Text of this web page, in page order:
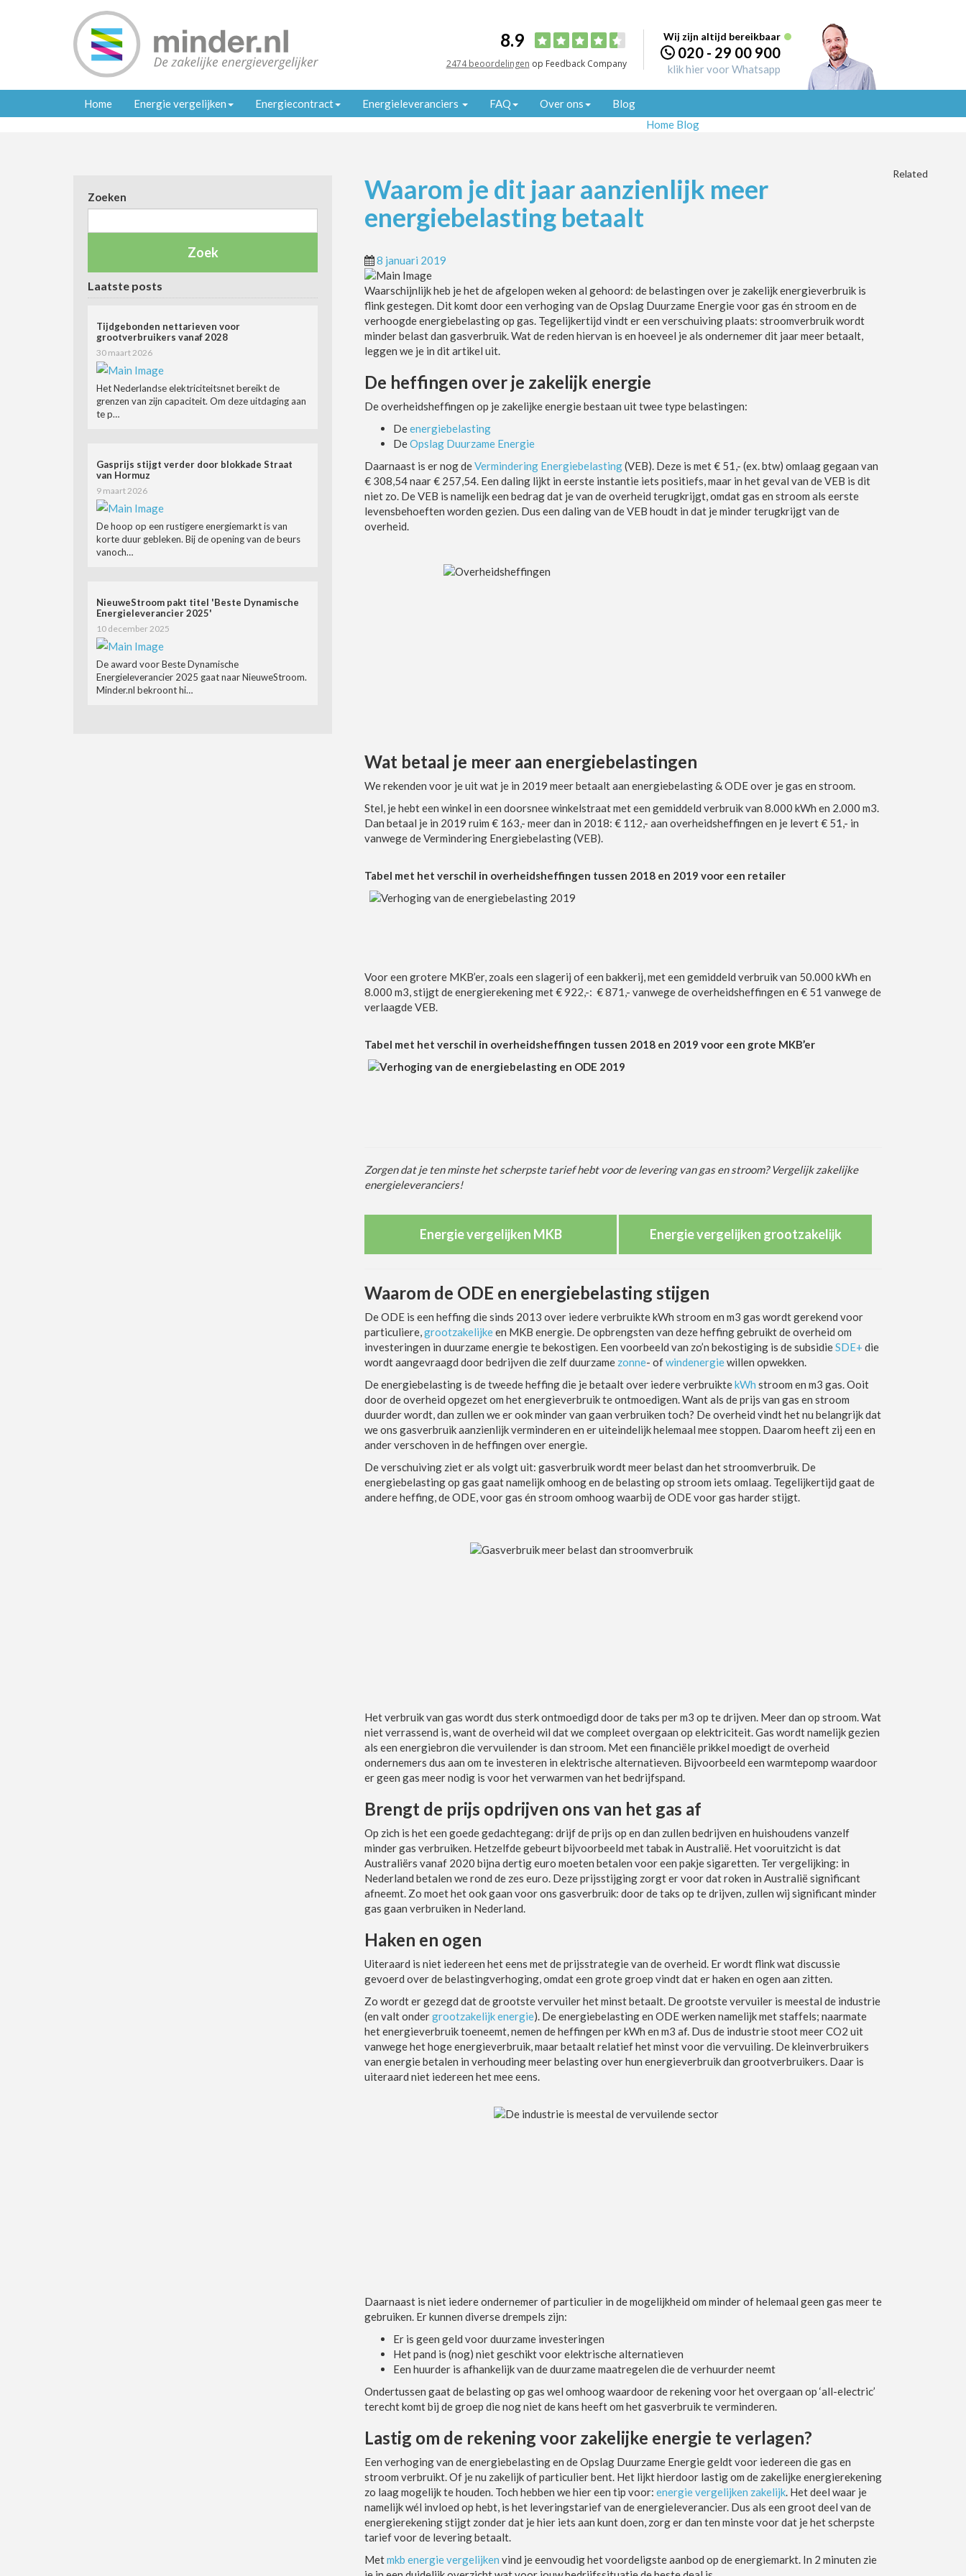
Wij zijn altijd bereikbaar
020 - 29 00 900
klik hier voor Whatsapp
8.9
2474 beoordelingen op Feedback Company
Home Energie vergelijken Energiecontract Energieleveranciers FAQ Over ons
Blog
Home Blog
Waarom je dit jaar aanzienlijk meer
energiebelasting betaalt
8 januari 2019
Waarschijnlijk heb je het de afgelopen weken al gehoord: de belastingen over je zakelijk energieverbruik is
flink gestegen. Dit komt door een verhoging van de Opslag Duurzame Energie voor gas én stroom en de
verhoogde energiebelasting op gas. Tegelijkertijd vindt er een verschuiving plaats: stroomverbruik wordt
minder belast dan gasverbruik. Wat de reden hiervan is en hoeveel je als ondernemer dit jaar meer betaalt,
leggen we je in dit artikel uit.
De heffingen over je zakelijk energie
De overheidsheffingen op je zakelijke energie bestaan uit twee type belastingen:
Deenergiebelasting
DeOpslag Duurzame Energie
Daarnaast is er nog deVermindering Energiebelasting(VEB). Deze is met € 51,- (ex. btw) omlaag gegaan van
€ 308,54 naar € 257,54. Een daling lijkt in eerste instantie iets positiefs, maar in het geval van de VEB is dit
niet zo. De VEB is namelijk een bedrag dat je van de overheid terugkrijgt, omdat gas en stroom als eerste
levensbehoeften worden gezien. Dus een daling van de VEB houdt in dat je minder terugkrijgt van de
overheid.
Wat betaal je meer aan energiebelastingen
We rekenden voor je uit wat je in 2019 meer betaalt aan energiebelasting & ODE over je gas en stroom.
Stel, je hebt een winkel in een doorsnee winkelstraat met een gemiddeld verbruik van 8.000 kWh en 2.000 m3.
Dan betaal je in 2019 ruim € 163,- meer dan in 2018: € 112,- aan overheidsheffingen en je levert € 51,- in
vanwege de Vermindering Energiebelasting (VEB).
Tabel met het verschil in overheidsheffingen tussen 2018 en 2019 voor een retailer
Voor een grotere MKB’er, zoals een slagerij of een bakkerij, met een gemiddeld verbruik van 50.000 kWh en
8.000 m3, stijgt de energierekening met € 922,-: € 871,- vanwege de overheidsheffingen en € 51 vanwege de
verlaagde VEB.
Tabel met het verschil in overheidsheffingen tussen 2018 en 2019 voor een grote MKB’er
Zorgen dat je ten minste het scherpste tarief hebt voor de levering van gas en stroom? Vergelijk zakelijke
energieleveranciers!
Energie vergelijken MKB Energie vergelijken grootzakelijk
Waarom de ODE en energiebelasting stijgen
De ODE is een heffing die sinds 2013 over iedere verbruikte kWh stroom en m3 gas wordt gerekend voor
particuliere,grootzakelijkeen MKB energie. De opbrengsten van deze heffing gebruikt de overheid om
investeringen in duurzame energie te bekostigen. Een voorbeeld van zo’n bekostiging is de subsidieSDE+ die
wordt aangevraagd door bedrijven die zelf duurzame zonne- ofwindenergiewillen opwekken.
De energiebelasting is de tweede heffing die je betaalt over iedere verbruiktekWh stroom en m3 gas. Ooit
door de overheid opgezet om het energieverbruik te ontmoedigen. Want als de prijs van gas en stroom
duurder wordt, dan zullen we er ook minder van gaan verbruiken toch? De overheid vindt het nu belangrijk dat
we ons gasverbruik aanzienlijk verminderen en er uiteindelijk helemaal mee stoppen. Daarom heeft zij een en
ander verschoven in de heffingen over energie.
De verschuiving ziet er als volgt uit: gasverbruik wordt meer belast dan het stroomverbruik. De
energiebelasting op gas gaat namelijk omhoog en de belasting op stroom iets omlaag. Tegelijkertijd gaat de
andere heffing, de ODE, voor gas én stroom omhoog waarbij de ODE voor gas harder stijgt.
Het verbruik van gas wordt dus sterk ontmoedigd door de taks per m3 op te drijven. Meer dan op stroom. Wat
niet verrassend is, want de overheid wil dat we compleet overgaan op elektriciteit. Gas wordt namelijk gezien
als een energiebron die vervuilender is dan stroom. Met een financiële prikkel moedigt de overheid
ondernemers dus aan om te investeren in elektrische alternatieven. Bijvoorbeeld een warmtepomp waardoor
er geen gas meer nodig is voor het verwarmen van het bedrijfspand.
Brengt de prijs opdrijven ons van het gas af
Op zich is het een goede gedachtegang: drijf de prijs op en dan zullen bedrijven en huishoudens vanzelf
minder gas verbruiken. Hetzelfde gebeurt bijvoorbeeld met tabak in Australië. Het vooruitzicht is dat
Australiërs vanaf 2020 bijna dertig euro moeten betalen voor een pakje sigaretten. Ter vergelijking: in
Nederland betalen we rond de zes euro. Deze prijsstijging zorgt er voor dat roken in Australië significant
afneemt. Zo moet het ook gaan voor ons gasverbruik: door de taks op te drijven, zullen wij significant minder
gas gaan verbruiken in Nederland.
Haken en ogen
Uiteraard is niet iedereen het eens met de prijsstrategie van de overheid. Er wordt flink wat discussie
gevoerd over de belastingverhoging, omdat een grote groep vindt dat er haken en ogen aan zitten.
Zo wordt er gezegd dat de grootste vervuiler het minst betaalt. De grootste vervuiler is meestal de industrie
(en valt ondergrootzakelijk energie). De energiebelasting en ODE werken namelijk met staffels; naarmate
het energieverbruik toeneemt, nemen de heffingen per kWh en m3 af. Dus de industrie stoot meer CO2 uit
vanwege het hoge energieverbruik, maar betaalt relatief het minst voor die vervuiling. De kleinverbruikers
van energie betalen in verhouding meer belasting over hun energieverbruik dan grootverbruikers. Daar is
uiteraard niet iedereen het mee eens.
Daarnaast is niet iedere ondernemer of particulier in de mogelijkheid om minder of helemaal geen gas meer te
gebruiken. Er kunnen diverse drempels zijn:
Er is geen geld voor duurzame investeringen
Het pand is (nog) niet geschikt voor elektrische alternatieven
Een huurder is afhankelijk van de duurzame maatregelen die de verhuurder neemt
Ondertussen gaat de belasting op gas wel omhoog waardoor de rekening voor het overgaan op ‘all-electric’
terecht komt bij de groep die nog niet de kans heeft om het gasverbruik te verminderen.
Lastig om de rekening voor zakelijke energie te verlagen?
Een verhoging van de energiebelasting en de Opslag Duurzame Energie geldt voor iedereen die gas en
stroom verbruikt. Of je nu zakelijk of particulier bent. Het lijkt hierdoor lastig om de zakelijke energierekening
zo laag mogelijk te houden. Toch hebben we hier een tip voor: energie vergelijken zakelijk. Het deel waar je
namelijk wél invloed op hebt, is het leveringstarief van de energieleverancier. Dus als een groot deel van de
energierekening stijgt zonder dat je hier iets aan kunt doen, zorg er dan ten minste voor dat je het scherpste
tarief voor de levering betaalt.
Metmkb energie vergelijken vind je eenvoudig het voordeligste aanbod op de energiemarkt. In 2 minuten zie
Related
Zoeken
Laatste posts
Tijdgebonden nettarieven voor
grootverbruikers vanaf 2028
30 maart 2026
Het Nederlandse elektriciteitsnet bereikt de
grenzen van zijn capaciteit. Om deze uitdaging aan
te p…
Gasprijs stijgt verder door blokkade Straat
van Hormuz
9 maart 2026
De hoop op een rustigere energiemarkt is van
korte duur gebleken. Bij de opening van de beurs
vanoch…
NieuweStroom pakt titel 'Beste Dynamische
Energieleverancier 2025'
10 december 2025
De award voor Beste Dynamische
Energieleverancier 2025 gaat naar NieuweStroom.
Minder.nl bekroont hi…